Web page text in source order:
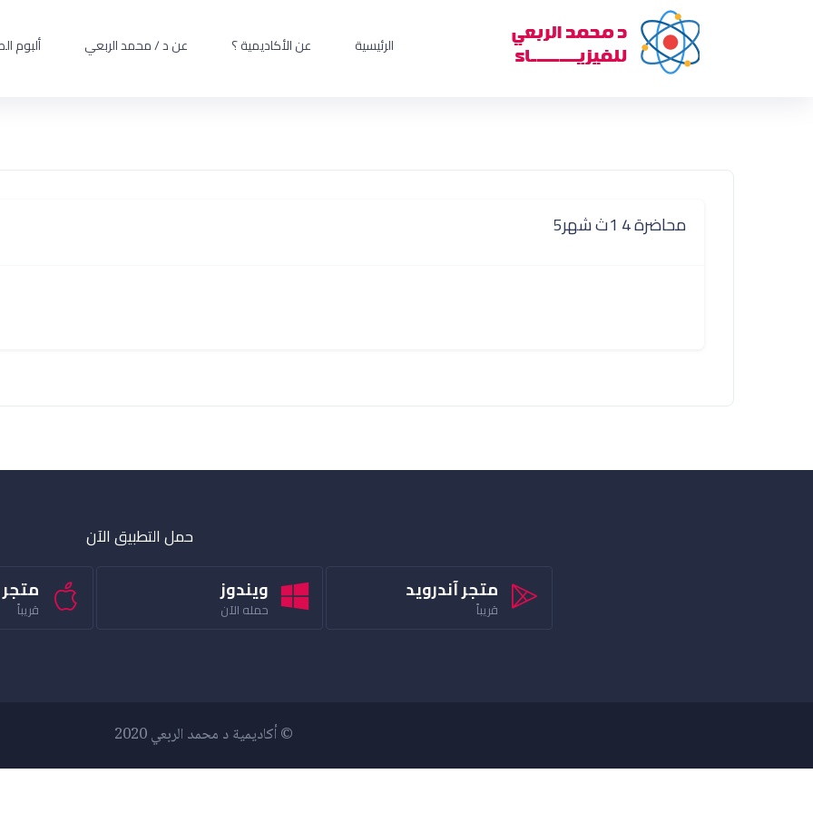
الرئيسية عن الأكاديمية ؟ عن د / محمد الربعي ألبوم
محاضرة 4 1ث شهر5
حمل التطبيق الآن
متجر آندرويد
قريباً
ويندوز
حمله الآن قريباً
© أكاديمية د محمد الربعي 2020